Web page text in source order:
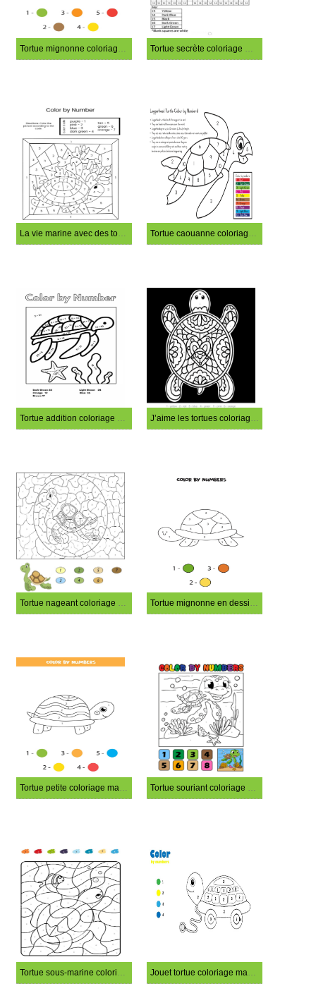
Tortue mignonne coloriage magique Tortue secrète coloriage magique
La vie marine avec des tortues coloriage magique Tortue caouanne coloriage magique
Tortue addition coloriage magique J’aime les tortues coloriage magique
Tortue nageant coloriage magique Tortue mignonne en dessin animé coloriage magique
Tortue petite coloriage magique Tortue souriant coloriage magique
Tortue sous-marine coloriage magique Jouet tortue coloriage magique